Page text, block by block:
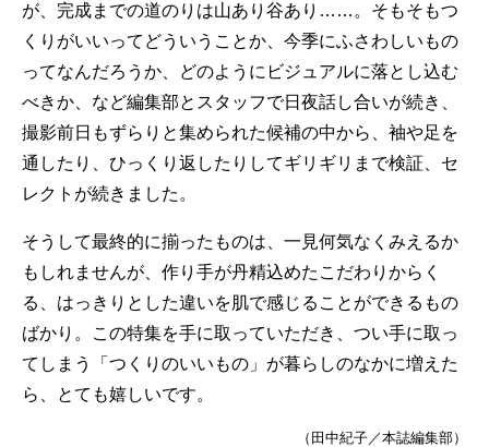
が、完成までの道のりは山あり谷あり……。そもそもつ
くりがいいってどういうことか、今季にふさわしいもの
ってなんだろうか、どのようにビジュアルに落とし込む
べきか、など編集部とスタッフで日夜話し合いが続き、
撮影前日もずらりと集められた候補の中から、袖や足を
通したり、ひっくり返したりしてギリギリまで検証、セ
レクトが続きました。
そうして最終的に揃ったものは、一見何気なくみえるか
もしれませんが、作り手が丹精込めたこだわりからく
る、はっきりとした違いを肌で感じることができるもの
ばかり。この特集を手に取っていただき、つい手に取っ
てしまう「つくりのいいもの」が暮らしのなかに増えた
ら、とても嬉しいです。
（田中紀子／本誌編集部）